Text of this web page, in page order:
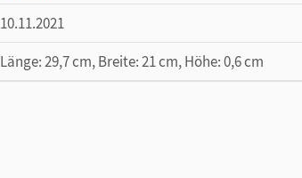
10.11.2021
Länge: 29,7 cm, Breite: 21 cm, Höhe: 0,6 cm